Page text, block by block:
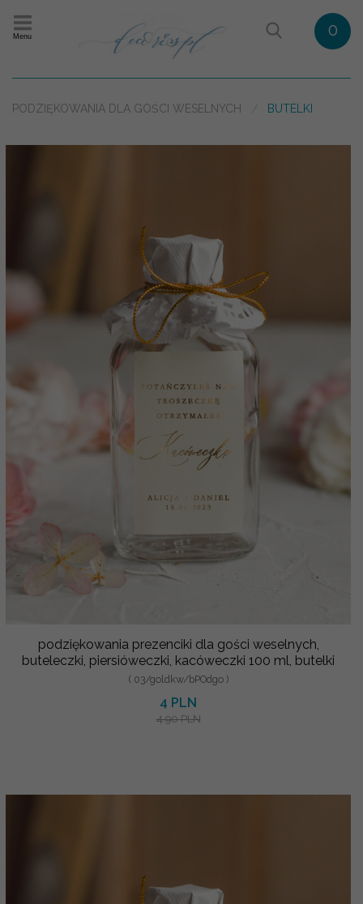
Menu 0
PODZIĘKOWANIA DLA GOŚCI WESELNYCH BUTELKI
podziękowania prezenciki dla gości weselnych,
buteleczki, piersióweczki, kacóweczki 100 ml, butelki
( 03/goldkw/bPOdgo )
4 PLN
4.90 PLN